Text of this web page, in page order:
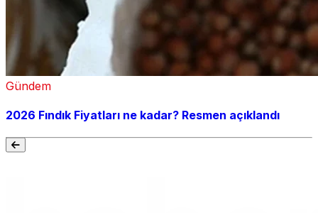
Gündem
2026 Fındık Fiyatları ne kadar? Resmen açıklandı